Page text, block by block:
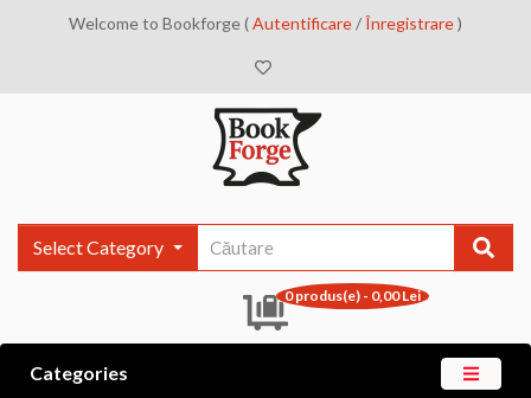
Welcome to Bookforge (Autentificare/Înregistrare)
Select Category
0 produs(e) - 0,00 Lei
Categories